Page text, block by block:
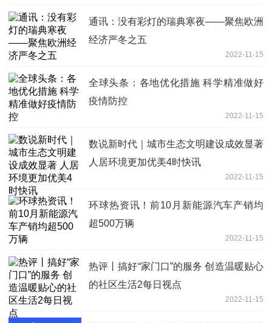
通讯：没有彩灯的瑞典寒夜——聚焦欧洲
经济严冬之五
2022-11-15
全球头条：各地优化措施 科学精准做好
疫情防控
2022-11-15
数说新时代｜城市生态文明建设成效显著
人居环境更加优美4时快讯
2022-11-15
环球热资讯！前10月新能源汽车产销均
超500万辆
2022-11-15
热评丨搞好“家门口”的服务 创造温暖贴心
的社区生活2每日视点
2022-11-15